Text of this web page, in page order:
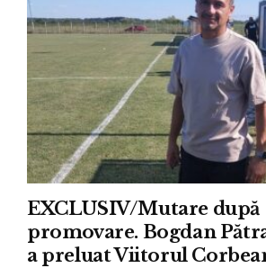
EXCLUSIV/Mutare după
promovare. Bogdan
a preluat Viitorul